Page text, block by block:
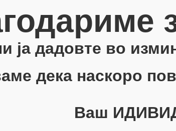
ја дадовте во
дека наскоро
Ваш